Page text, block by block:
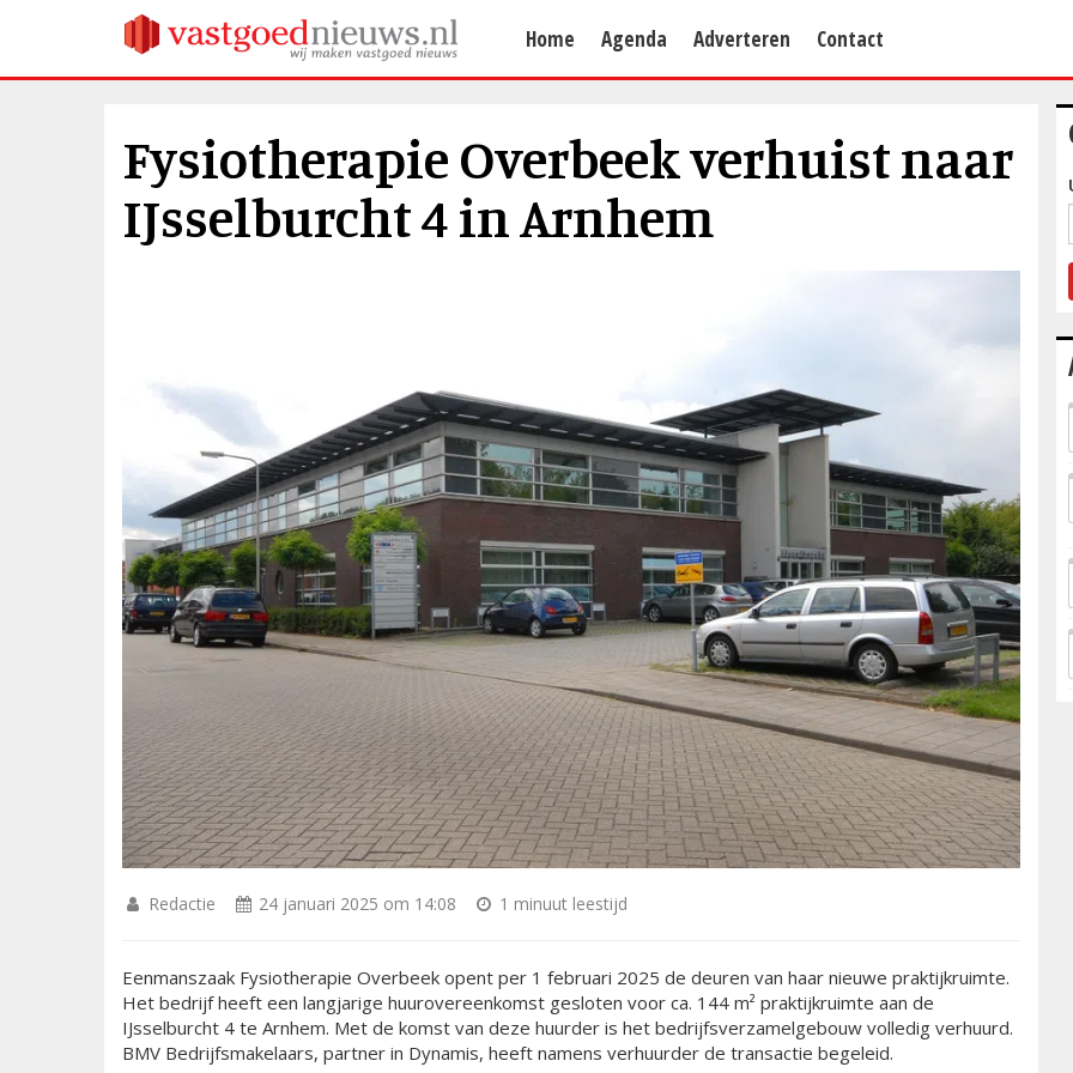
Home Agenda Adverteren Contact
Fysiotherapie Overbeek verhuist naar
IJsselburcht 4 in Arnhem
Redactie 24 januari 2025 om 14:08 1 minuut leestijd
Eenmanszaak Fysiotherapie Overbeek opent per 1 februari 2025 de deuren van haar nieuwe praktijkruimte.
Het bedrijf heeft een langjarige huurovereenkomst gesloten voor ca. 144 m² praktijkruimte aan de
IJsselburcht 4 te Arnhem. Met de komst van deze huurder is het bedrijfsverzamelgebouw volledig verhuurd.
BMV Bedrijfsmakelaars, partner in Dynamis, heeft namens verhuurder de transactie begeleid.